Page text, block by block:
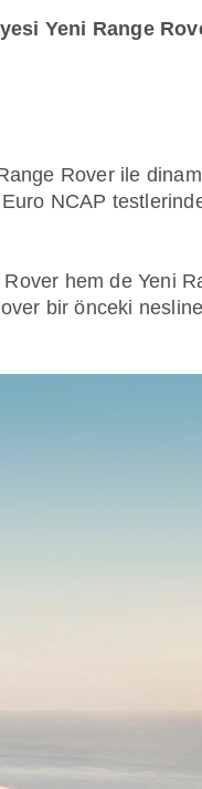
Yeni Range
Rover ile
NCAP
hem de Yeni
bir önceki